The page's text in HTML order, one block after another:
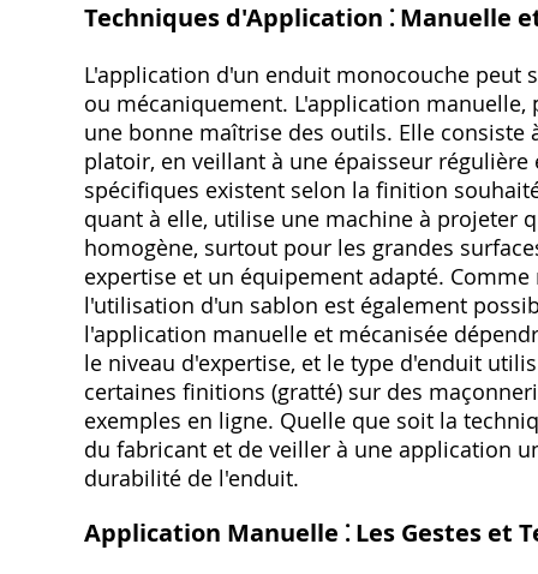
Techniques d'Application ⁚ Manuelle
L'application d'un enduit monocouche peut
ou mécaniquement. L'application
une bonne maîtrise des outils. Elle
platoir, en veillant à une épaisseur
spécifiques existent selon la finition
quant à elle, utilise une machine à projeter
homogène, surtout pour les grandes
expertise et un équipement adapté.
l'utilisation d'un sablon est également
l'application manuelle et mécanisée
le niveau d'expertise, et le type d'enduit
certaines finitions (gratté) sur des
exemples en ligne. Quelle que soit la
du fabricant et de veiller à une application
durabilité de l'enduit.
Application Manuelle ⁚ Les Gestes et